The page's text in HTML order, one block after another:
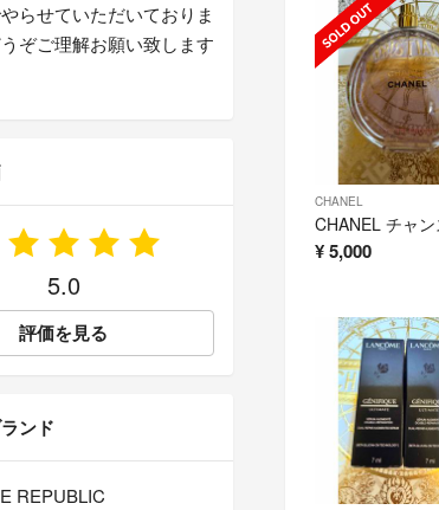
CHANEL
¥5,000
らせていただいておりま
ぞご理解お願い致します
5.0
評価を見る
ンド
REPUBLIC